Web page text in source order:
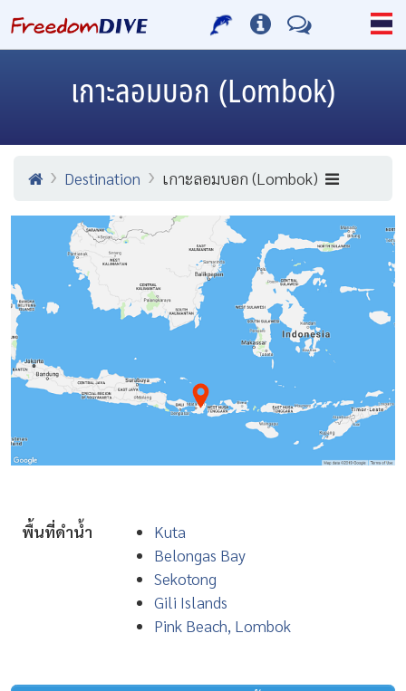
เกาะลอมบอก (Lombok)
Destination เกาะลอมบอก (Lombok)
พื้นที่ดำน้ำ
Kuta
Belongas Bay
Sekotong
Gili Islands
Pink Beach, Lombok